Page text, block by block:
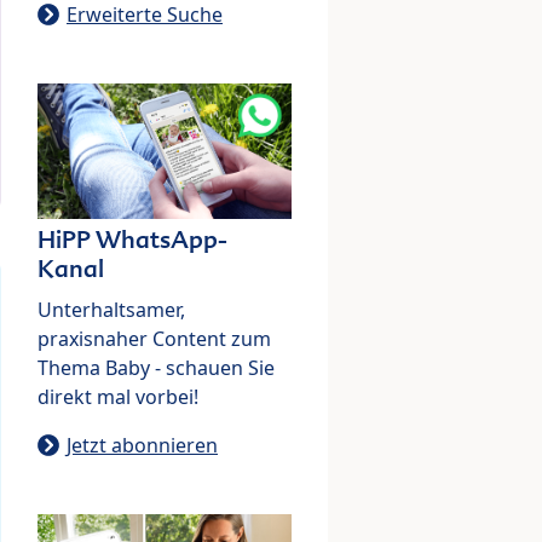
Erweiterte Suche
HiPP WhatsApp-
Kanal
Unterhaltsamer,
praxisnaher Content zum
Thema Baby - schauen Sie
direkt mal vorbei!
Jetzt abonnieren